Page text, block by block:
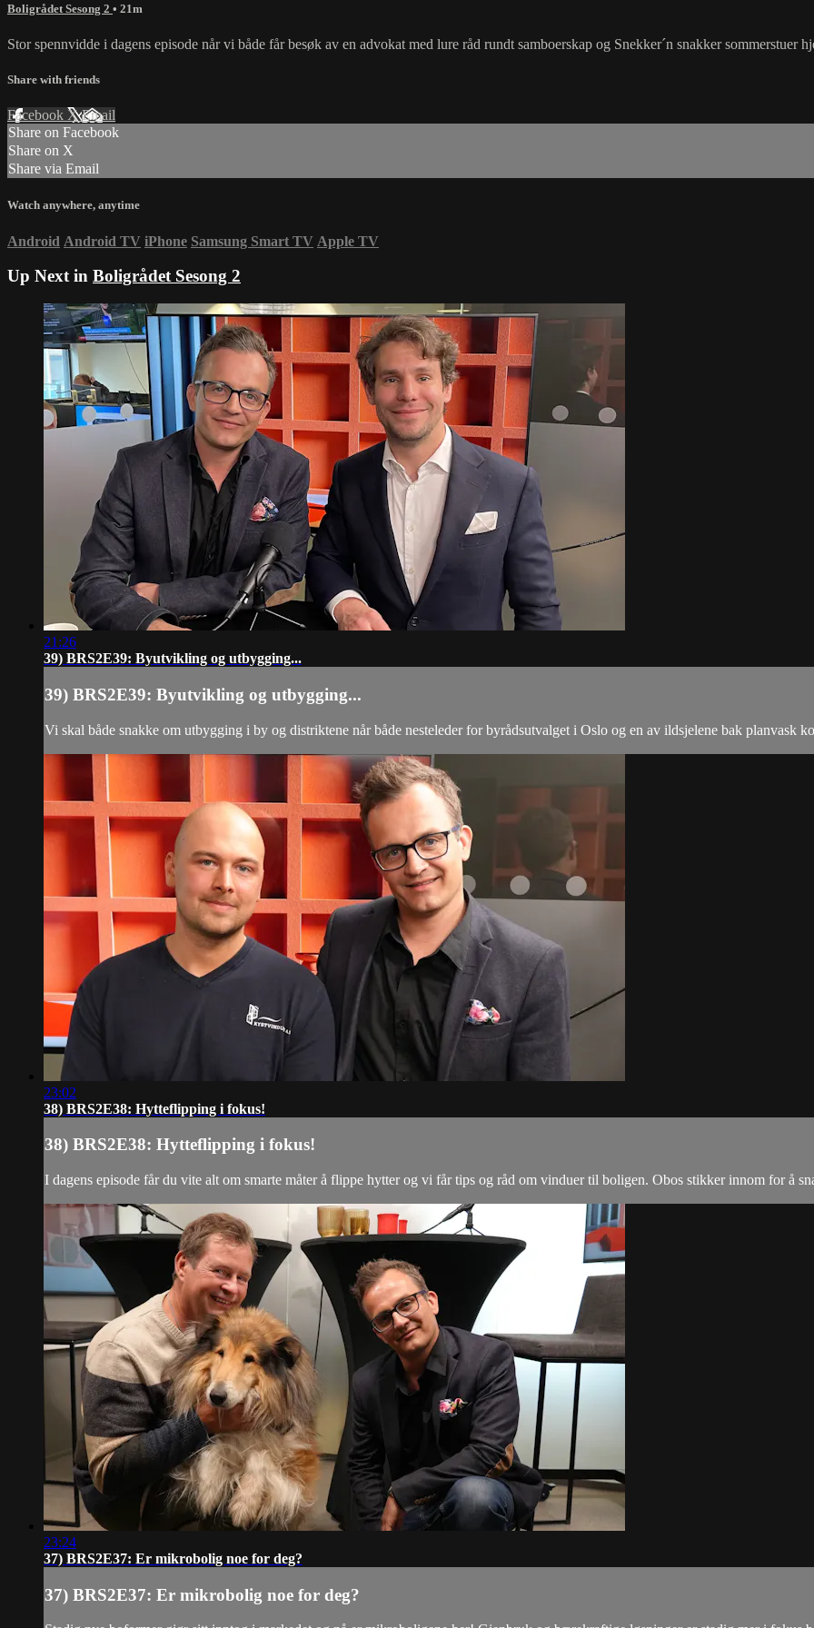
Boligrådet Sesong 2 • 21m
Stor spennvidde i dagens episode når vi både får besøk av en advokat med lure råd rundt samboerskap og Snekker´n snakker
Share with friends
Facebook XEmail
Share on Facebook
Share on X
Share via Email
Watch anywhere, anytime
Android Android TV iPhone Samsung Smart TV Apple TV
Up Next in Boligrådet Sesong 2
21:26
39) BRS2E39: Byutvikling og utbygging...
39) BRS2E39: Byutvikling og utbygging...
Vi skal både snakke om utbygging i by og distriktene når både nesteleder for byrådsutvalget i Oslo og en av ildsjelene bak planvask
23:02
38) BRS2E38: Hytteflipping i fokus!
38) BRS2E38: Hytteflipping i fokus!
I dagens episode får du vite alt om smarte måter å flippe hytter og vi får tips og råd om vinduer til boligen. Obos stikker innom for å
23:24
37) BRS2E37: Er mikrobolig noe for deg?
37) BRS2E37: Er mikrobolig noe for deg?